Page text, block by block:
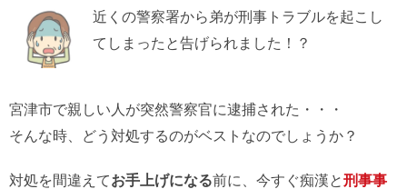
近くの警察署から弟が刑事トラブルを起こし
てしまったと告げられました！？
宮津市で親しい人が突然警察官に逮捕された・・・
そんな時、どう対処するのがベストなのでしょうか？
対処を間違えてお手上げになる前に、今すぐ痴漢と刑事事